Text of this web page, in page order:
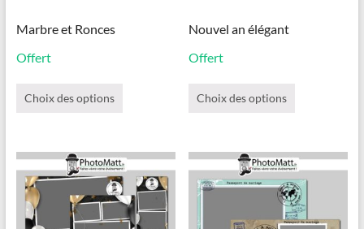
Marbre et Ronces
Offert
Choix des options
Les
options
peuvent
être
choisies
Nouvel an élégant
Offert
Choix des options
Les
options
peuvent
être
choisies